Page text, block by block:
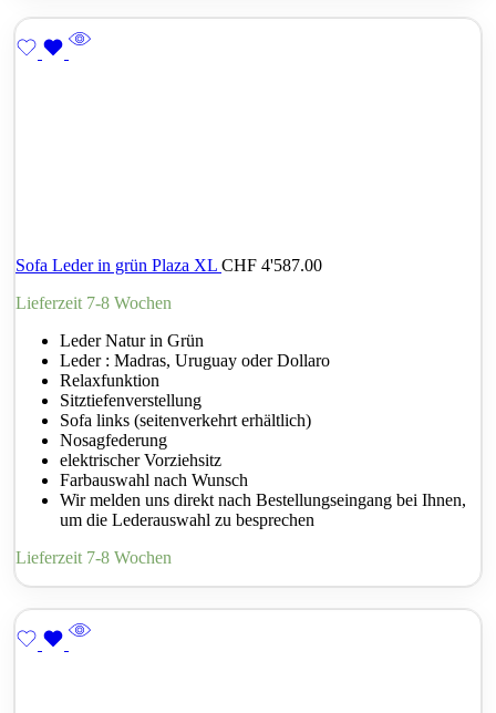
Sofa Leder in grün Plaza XL CHF 4'587.00
Lieferzeit 7-8 Wochen
Leder Natur in Grün
Leder : Madras, Uruguay oder Dollaro
Relaxfunktion
Sitztiefenverstellung
Sofa links (seitenverkehrt erhältlich)
Nosagfederung
elektrischer Vorziehsitz
Farbauswahl nach Wunsch
Wir melden uns direkt nach Bestellungseingang bei Ihnen,
um die Lederauswahl zu besprechen
Lieferzeit 7-8 Wochen